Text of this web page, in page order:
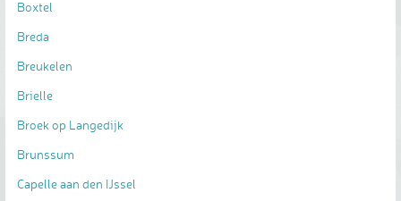
Boxtel
Breda
Breukelen
Brielle
Broek op Langedijk
Brunssum
Capelle aan den IJssel